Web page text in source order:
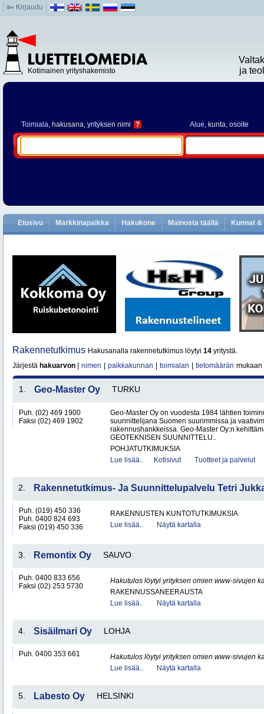
Kirjaudu
Kotimainen yrityshakemisto
ja
Toimiala, hakusana, yrityksen nimi ? Alue, kunta, osoite
Etusivu Markkinapaikka Hakukone Mainosta täällä Kunnat
Rakennetutkimus Hakusanalla rakennetutkimus löytyi 14 yritystä.
Järjestä hakuarvon nimen paikkakunnan toimialan tietomäärän mukaan
1. Geo-Master Oy TURKU
Puh. (02) 469 1900
Faksi (02) 469 1902
Geo-Master Oy on vuodesta 1984 lähtien
suunnittelijana Suomen suurimmissa ja
rakennushankkeissa. Geo-Master Oy:n
GEOTEKNISEN SUUNNITTELU..
POHJATUTKIMUKSIA
Lue lisää..
Kotisivut Tuotteet ja palvelut
2. Rakennetutkimus- Ja Suunnittelupalvelu Tetri
Puh. (019) 450 336
Puh. 0400 824 693
Faksi (019) 450 336
RAKENNUSTEN KUNTOTUTKIMUKSIA
Lue lisää..
Näytä kartalla
3. Remontix Oy SAUVO
Puh. 0400 833 656
Faksi (02) 253 5730
Hakutulos löytyi yrityksen omien www-sivujen
RAKENNUSSANEERAUSTA
Lue lisää..
Näytä kartalla
4. Sisäilmari Oy LOHJA
Puh. 0400 353 661
Hakutulos löytyi yrityksen omien www-sivujen
Lue lisää..
Näytä kartalla
5. Labesto Oy HELSINKI